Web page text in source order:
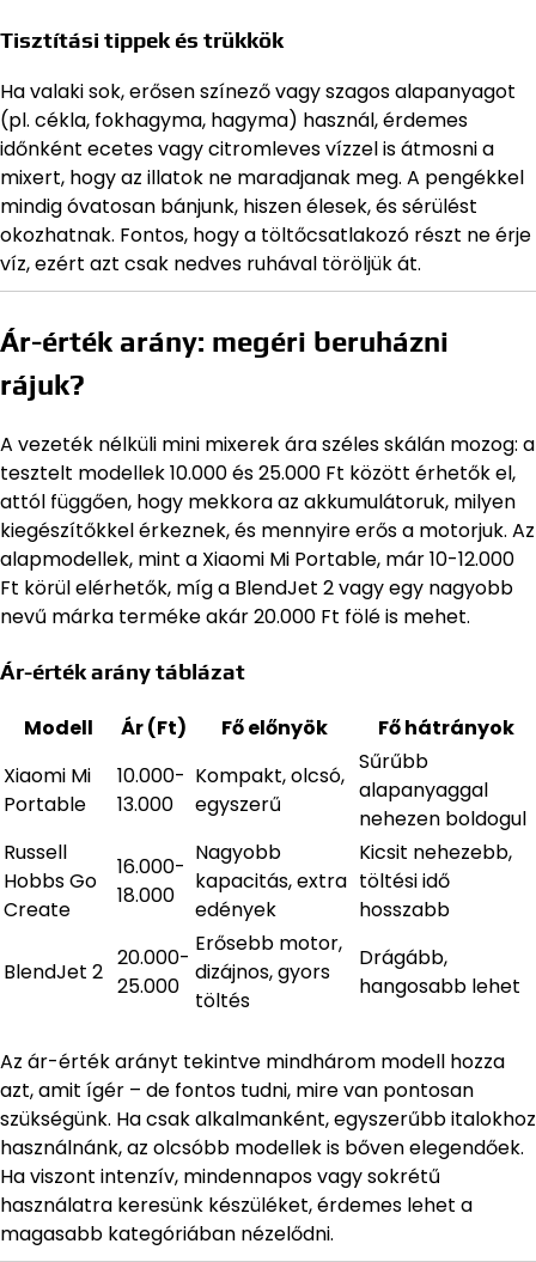
Tisztítási tippek és trükkök
Ha valaki sok, erősen színező vagy szagos alapanyagot
(pl. cékla, fokhagyma, hagyma) használ, érdemes
időnként ecetes vagy citromleves vízzel is átmosni a
mixert, hogy az illatok ne maradjanak meg. A pengékkel
mindig óvatosan bánjunk, hiszen élesek, és sérülést
okozhatnak. Fontos, hogy a töltőcsatlakozó részt ne érje
víz, ezért azt csak nedves ruhával töröljük át.
Ár-érték arány: megéri beruházni
rájuk?
A vezeték nélküli mini mixerek ára széles skálán mozog: a
tesztelt modellek 10.000 és 25.000 Ft között érhetők el,
attól függően, hogy mekkora az akkumulátoruk, milyen
kiegészítőkkel érkeznek, és mennyire erős a motorjuk. Az
alapmodellek, mint a Xiaomi Mi Portable, már 10-12.000
Ft körül elérhetők, míg a BlendJet 2 vagy egy nagyobb
nevű márka terméke akár 20.000 Ft fölé is mehet.
Ár-érték arány táblázat
Modell Ár (Ft) Fő előnyök
Fő hátrányok
Xiaomi Mi
Portable
10.000-
13.000
Kompakt, olcsó,
egyszerű
Sűrűbb
alapanyaggal
nehezen boldogul
Russell
Hobbs Go
Create
16.000-
18.000
Nagyobb
kapacitás, extra
edények
Kicsit nehezebb,
töltési idő
hosszabb
BlendJet 2
20.000-
25.000
Erősebb motor,
dizájnos, gyors
töltés
Drágább,
hangosabb lehet
Az ár-érték arányt tekintve mindhárom modell hozza
azt, amit ígér – de fontos tudni, mire van pontosan
szükségünk. Ha csak alkalmanként, egyszerűbb italokhoz
használnánk, az olcsóbb modellek is bőven elegendőek.
Ha viszont intenzív, mindennapos vagy sokrétű
használatra keresünk készüléket, érdemes lehet a
magasabb kategóriában nézelődni.